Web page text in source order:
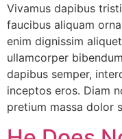
Vivamus dapibus
faucibus aliquam
enim dignissim
ullamcorper
dapibus semper,
inceptos eros. Diam
pretium massa dolor